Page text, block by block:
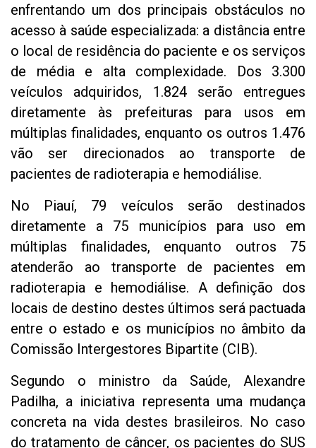
enfrentando um dos principais obstáculos no
acesso à saúde especializada: a distância entre
o local de residência do paciente e os serviços
de média e alta complexidade. Dos 3.300
veículos adquiridos, 1.824 serão entregues
diretamente às prefeituras para usos em
múltiplas finalidades, enquanto os outros 1.476
vão ser direcionados ao transporte de
pacientes de radioterapia e hemodiálise.
No Piauí, 79 veículos serão destinados
diretamente a 75 municípios para uso em
múltiplas finalidades, enquanto outros 75
atenderão ao transporte de pacientes em
radioterapia e hemodiálise. A definição dos
locais de destino destes últimos será pactuada
entre o estado e os municípios no âmbito da
Comissão Intergestores Bipartite (CIB).
Segundo o ministro da Saúde, Alexandre
Padilha, a iniciativa representa uma mudança
concreta na vida destes brasileiros. No caso
do tratamento de câncer, os pacientes do SUS